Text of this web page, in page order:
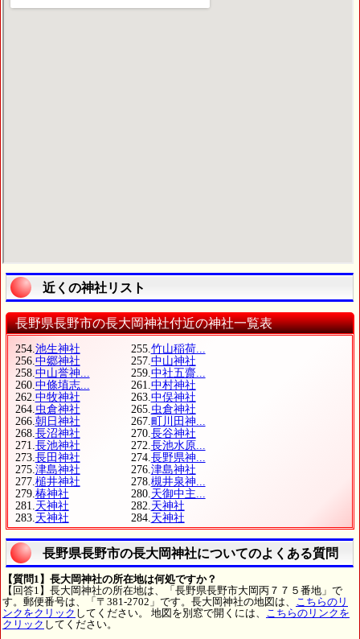
近くの神社リスト
長野県長野市の長大岡神社付近の神社一覧表
254. 池生神社 255. 竹山稲荷...
256. 中郷神社 257. 中山神社
258. 中山誉神... 259. 中社五齋...
260. 中條埴志... 261. 中村神社
262. 中牧神社 263. 中俣神社
264. 虫倉神社 265. 虫倉神社
266. 朝日神社 267. 町川田神...
268. 長沼神社 270. 長谷神社
271. 長池神社 272. 長池水原...
273. 長田神社 274. 長野県神...
275. 津島神社 276. 津島神社
277. 槌井神社 278. 槻井泉神...
279. 椿神社 280. 天御中主...
281. 天神社 282. 天神社
283. 天神社 284. 天神社
長野県長野市の長大岡神社についてのよくある質問
【質問1】長大岡神社の所在地は何処ですか？
【回答1】長大岡神社の所在地は、「長野県長野市大岡丙７７５番地」で
す。郵便番号は、「〒381-2702」です。長大岡神社の地図は、
こちらのリ
ンクをクリック してください。 地図を別窓で開くには、
こちらのリンクを
クリック してください。